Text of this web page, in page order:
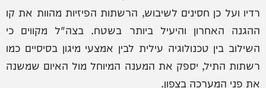
רדיו ועל כן חסינים לשיבוש, הרשתות הפיזיות מהוות את קו
ההגנה האחרון והיעיל ביותר בשטח. בצה"ל מקווים כי
השילוב בין טכנולוגיה עילית לבין אמצעי מיגון בסיסיים כמו
רשתות התיל, יספק את המענה המיוחל מול האיום שמשנה
את פני המערכה בצפון.